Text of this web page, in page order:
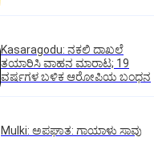
Kasaragodu: ನಕಲಿ ದಾಖಲೆ
ತಯಾರಿಸಿ ವಾಹನ ಮಾರಾಟ; 19
ವರ್ಷಗಳ ಬಳಿಕ ಆರೋಪಿಯ ಬಂಧನ
Mulki: ಅಪಘಾತ: ಗಾಯಾಳು ಸಾವು